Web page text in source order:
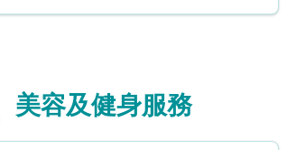
美容及健身服務